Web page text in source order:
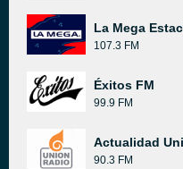
La Mega
107.3 FM
Éxitos FM
99.9 FM
Actualidad
90.3 FM